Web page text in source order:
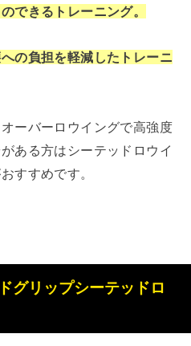
できるトレーニング。
の負担を軽減したトレーニ
ーバーロウイングで高強度
ある方はシーテッドロウイ
すすめです。
グリップシーテッドロ